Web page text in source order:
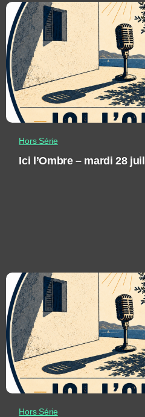
Hors Série
Ici l’Ombre – mardi 28
Hors Série